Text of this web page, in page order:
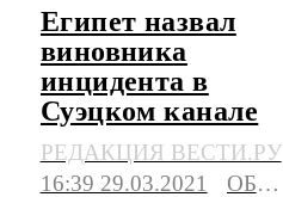
Египет назвал
виновника
инцидента в
Суэцком канале
РЕДАКЦИЯ ВЕСТИ.РУ
16:39 29.03.2021
ОБЩЕСТВО